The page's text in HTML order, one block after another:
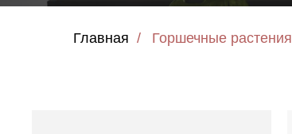
Главная / Горшечные растения